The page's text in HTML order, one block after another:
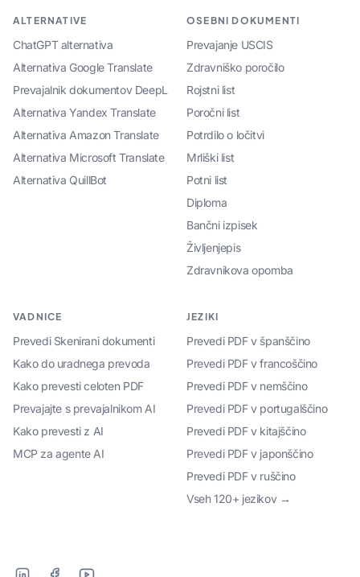
ALTERNATIVE
ChatGPT alternativa
Alternativa Google Translate
Prevajalnik dokumentov DeepL
Alternativa Yandex Translate
Alternativa Amazon Translate
Alternativa Microsoft Translate
Alternativa QuillBot
OSEBNI DOKUMENTI
Prevajanje USCIS
Zdravniško poročilo
Rojstni list
Poročni list
Potrdilo o ločitvi
Mrliški list
Potni list
Diploma
Bančni izpisek
Življenjepis
Zdravnikova opomba
VADNICE
Prevedi Skenirani dokumenti
Kako do uradnega prevoda
Kako prevesti celoten PDF
Prevajajte s prevajalnikom AI
Kako prevesti z AI
MCP za agente AI
JEZIKI
Prevedi PDF v španščino
Prevedi PDF v francoščino
Prevedi PDF v nemščino
Prevedi PDF v portugalščino
Prevedi PDF v kitajščino
Prevedi PDF v japonščino
Prevedi PDF v ruščino
Vseh 120+ jezikov →